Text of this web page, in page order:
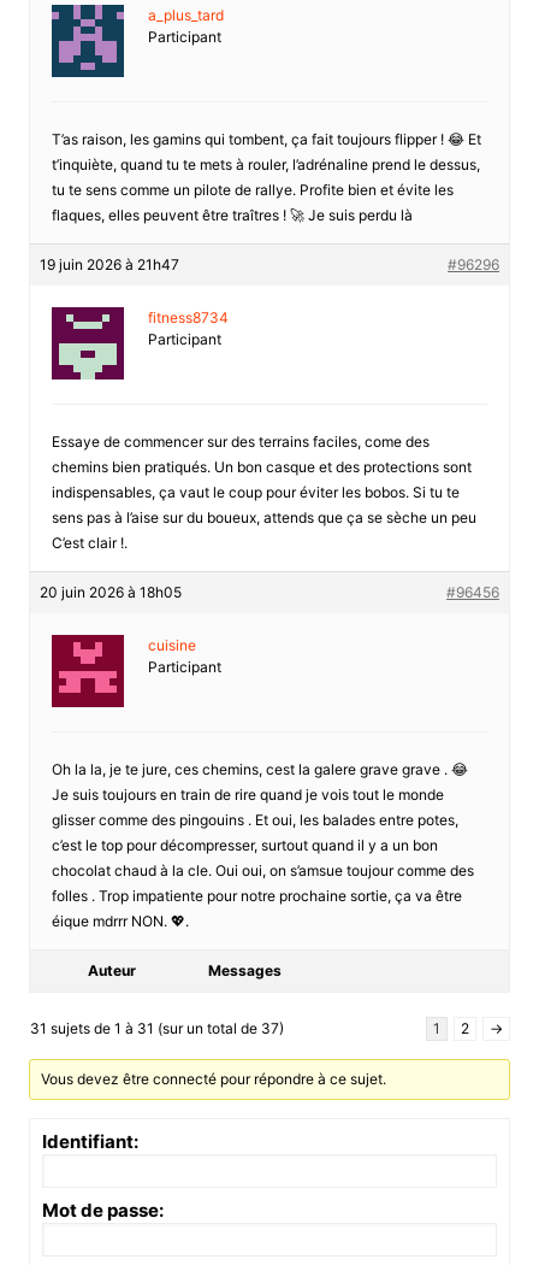
a_plus_tard
Participant
T’as raison, les gamins qui tombent, ça fait toujours flipper ! 😂 Et
t’inquiète, quand tu te mets à rouler, l’adrénaline prend le dessus,
tu te sens comme un pilote de rallye. Profite bien et évite les
flaques, elles peuvent être traîtres ! 🚀 Je suis perdu là
19 juin 2026 à 21h47 #96296
fitness8734
Participant
Essaye de commencer sur des terrains faciles, come des
chemins bien pratiqués. Un bon casque et des protections sont
indispensables, ça vaut le coup pour éviter les bobos. Si tu te
sens pas à l’aise sur du boueux, attends que ça se sèche un peu
C’est clair !.
20 juin 2026 à 18h05 #96456
cuisine
Participant
Oh la la, je te jure, ces chemins, cest la galere grave grave . 😂
Je suis toujours en train de rire quand je vois tout le monde
glisser comme des pingouins . Et oui, les balades entre potes,
c’est le top pour décompresser, surtout quand il y a un bon
chocolat chaud à la cle. Oui oui, on s’amsue toujour comme des
folles . Trop impatiente pour notre prochaine sortie, ça va être
éique mdrrr NON. 💖.
Auteur Messages
31 sujets de 1 à 31 (sur un total de 37) 1 2 →
Vous devez être connecté pour répondre à ce sujet.
Identifiant:
Mot de passe: